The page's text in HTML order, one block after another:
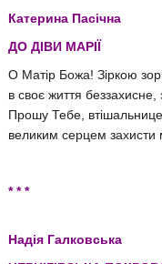
Катерина Пасічна
ДО ДІВИ МАРІЇ
О Матір Божа! Зіркою
в своє життя
Прошу Тебе,
великим серцем захисти
* * *
Надія Галковська